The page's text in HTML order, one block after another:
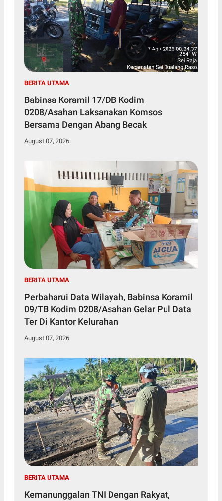
BERITA UTAMA
Babinsa Koramil 17/DB Kodim
0208/Asahan Laksanakan Komsos
Bersama Dengan Abang Becak
August 07, 2026
BERITA UTAMA
Perbaharui Data Wilayah, Babinsa Koramil
09/TB Kodim 0208/Asahan Gelar Pul Data
Ter Di Kantor Kelurahan
August 07, 2026
BERITA UTAMA
Kemanunggalan TNI Dengan Rakyat,